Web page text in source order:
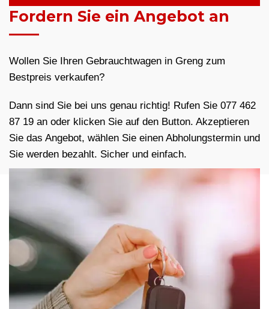
Fordern Sie ein Angebot an
Wollen Sie Ihren Gebrauchtwagen in Greng zum
Bestpreis verkaufen?
Dann sind Sie bei uns genau richtig! Rufen Sie 077 462
87 19 an oder klicken Sie auf den Button. Akzeptieren
Sie das Angebot, wählen Sie einen Abholungstermin und
Sie werden bezahlt. Sicher und einfach.